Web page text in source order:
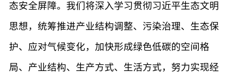
态安全屏障。我们将深入学习贯彻习近平生态文明
思想，统筹推进产业结构调整、污染治理、生态保
护、应对气候变化，加快形成绿色低碳的空间格
局、产业结构、生产方式、生活方式，努力实现经